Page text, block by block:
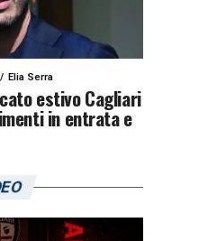
Elia Serra
estivo Cagliari
in entrata e